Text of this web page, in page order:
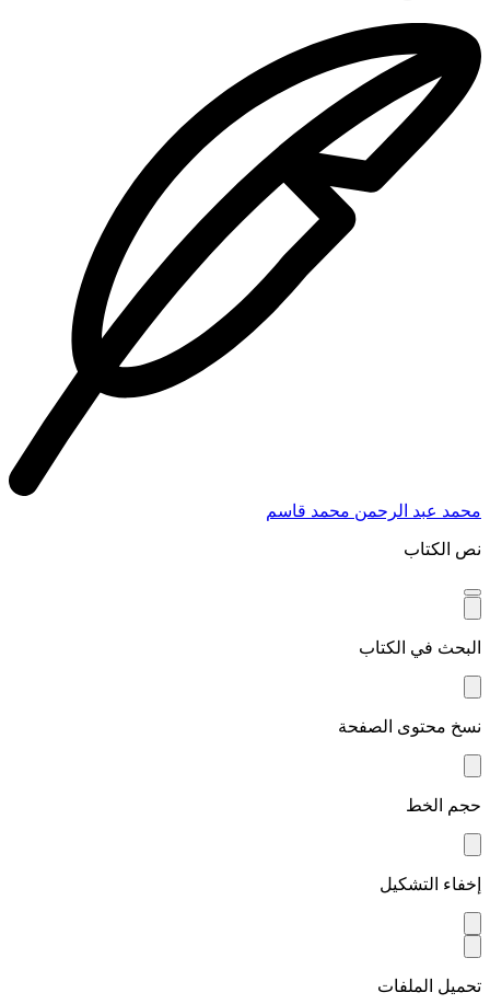
محمد عبد الرحمن محمد قاسم
نص الكتاب
البحث في الكتاب
نسخ محتوى الصفحة
حجم الخط
إخفاء التشكيل
تحميل الملفات